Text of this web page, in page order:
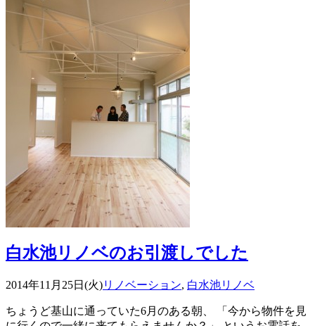
白水池リノベのお引渡しでした
2014年11月25日(火)リノベーション, 白水池リノベ
ちょうど基山に通っていた6月のある朝、 「今から物件を見